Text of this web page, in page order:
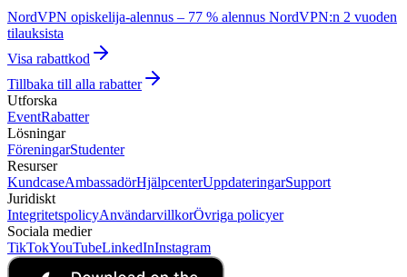
NordVPN opiskelija-alennus – 77 % alennus NordVPN:n 2 vuoden
tilauksista
Visa rabattkod
Tillbaka till alla rabatter
Utforska
EventRabatter
Lösningar
FöreningarStudenter
Resurser
KundcaseAmbassadörHjälpcenterUppdateringarSupport
Juridiskt
IntegritetspolicyAnvändarvillkorÖvriga policyer
Sociala medier
TikTokYouTubeLinkedInInstagram